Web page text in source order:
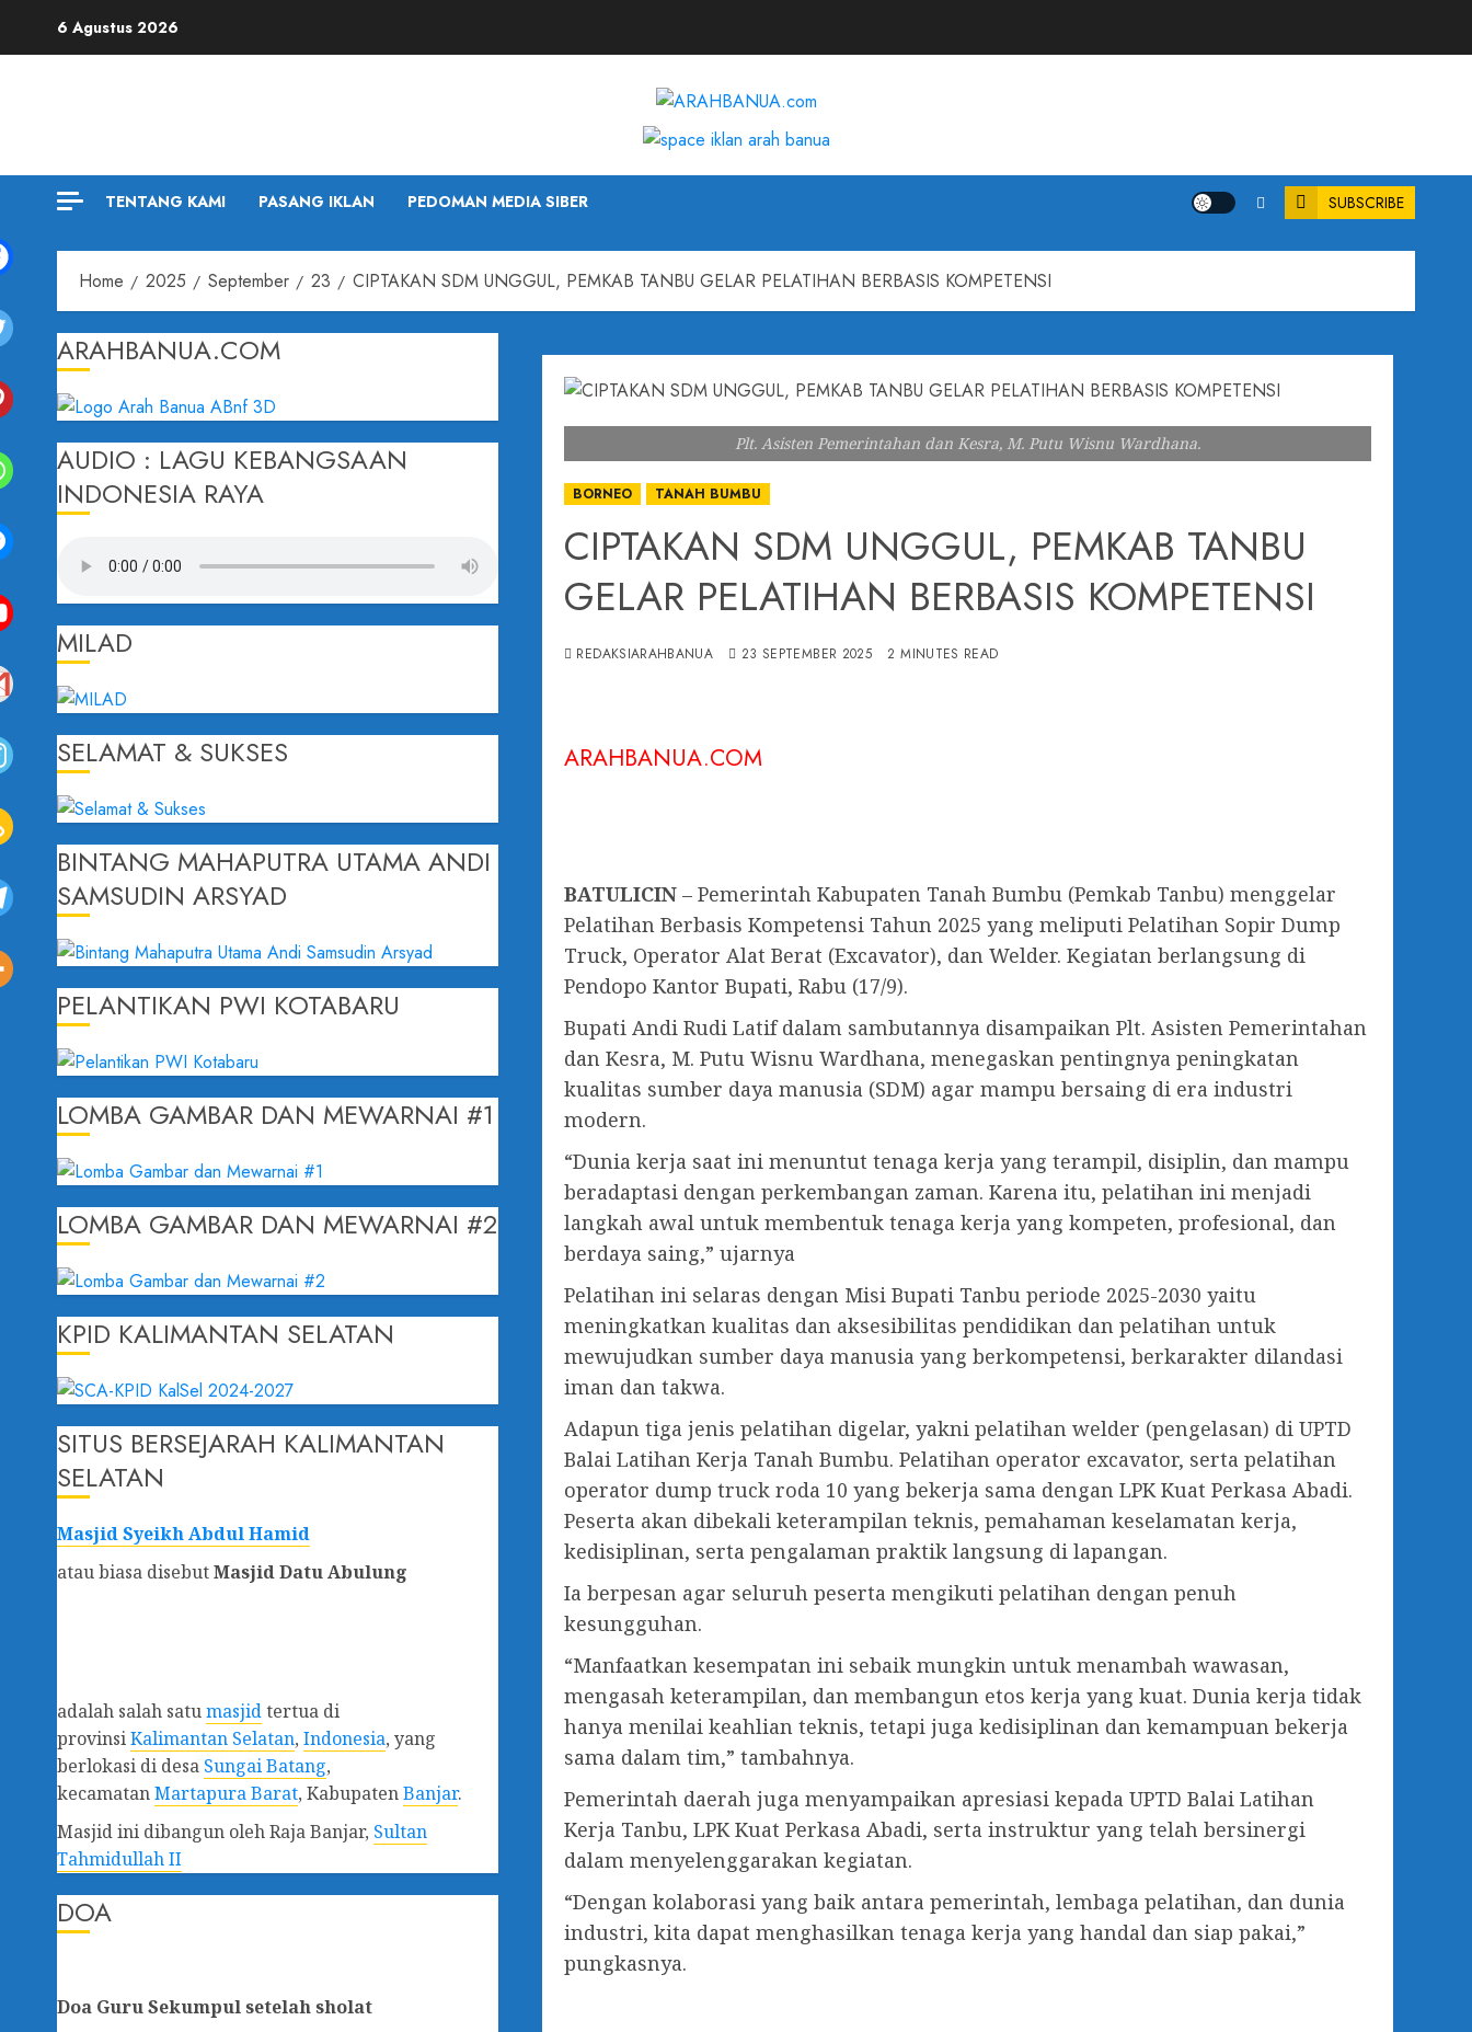
6 Agustus 2026
TENTANG KAMI PASANG IKLAN PEDOMAN MEDIA SIBER SUBSCRIBE
Home 2025 September 23 CIPTAKAN SDM UNGGUL, PEMKAB TANBU GELAR PELATIHAN BERBASIS KOMPETENSI
BORNEO TANAH BUMBU
CIPTAKAN SDM UNGGUL, PEMKAB TANBU
GELAR PELATIHAN BERBASIS KOMPETENSI
REDAKSIARAHBANUA 23 SEPTEMBER 2025 2 MINUTES READ
Plt. Asisten Pemerintahan dan Kesra, M. Putu Wisnu Wardhana.
ARAHBANUA.COM
BATULICIN– Pemerintah Kabupaten Tanah Bumbu (Pemkab Tanbu) menggelar
Pelatihan Berbasis Kompetensi Tahun 2025 yang meliputi Pelatihan Sopir Dump
Truck, Operator Alat Berat (Excavator), dan Welder. Kegiatan berlangsung di
Pendopo Kantor Bupati, Rabu (17/9).
Bupati Andi Rudi Latif dalam sambutannya disampaikan Plt. Asisten Pemerintahan
dan Kesra, M. Putu Wisnu Wardhana, menegaskan pentingnya peningkatan
kualitas sumber daya manusia (SDM) agar mampu bersaing di era industri
modern.
“Dunia kerja saat ini menuntut tenaga kerja yang terampil, disiplin, dan mampu
beradaptasi dengan perkembangan zaman. Karena itu, pelatihan ini menjadi
langkah awal untuk membentuk tenaga kerja yang kompeten, profesional, dan
berdaya saing,” ujarnya
Pelatihan ini selaras dengan Misi Bupati Tanbu periode 2025-2030 yaitu
meningkatkan kualitas dan aksesibilitas pendidikan dan pelatihan untuk
mewujudkan sumber daya manusia yang berkompetensi, berkarakter dilandasi
iman dan takwa.
Adapun tiga jenis pelatihan digelar, yakni pelatihan welder (pengelasan) di UPTD
Balai Latihan Kerja Tanah Bumbu. Pelatihan operator excavator, serta pelatihan
operator dump truck roda 10 yang bekerja sama dengan LPK Kuat Perkasa Abadi.
Peserta akan dibekali keterampilan teknis, pemahaman keselamatan kerja,
kedisiplinan, serta pengalaman praktik langsung di lapangan.
Ia berpesan agar seluruh peserta mengikuti pelatihan dengan penuh
kesungguhan.
“Manfaatkan kesempatan ini sebaik mungkin untuk menambah wawasan,
mengasah keterampilan, dan membangun etos kerja yang kuat. Dunia kerja tidak
hanya menilai keahlian teknis, tetapi juga kedisiplinan dan kemampuan bekerja
sama dalam tim,” tambahnya.
Pemerintah daerah juga menyampaikan apresiasi kepada UPTD Balai Latihan
Kerja Tanbu, LPK Kuat Perkasa Abadi, serta instruktur yang telah bersinergi
dalam menyelenggarakan kegiatan.
“Dengan kolaborasi yang baik antara pemerintah, lembaga pelatihan, dan dunia
industri, kita dapat menghasilkan tenaga kerja yang handal dan siap pakai,”
pungkasnya.
ARAHBANUA.COM
AUDIO : LAGU KEBANGSAAN
INDONESIA RAYA
MILAD
SELAMAT & SUKSES
BINTANG MAHAPUTRA UTAMA ANDI
SAMSUDIN ARSYAD
PELANTIKAN PWI KOTABARU
LOMBA GAMBAR DAN MEWARNAI #1
LOMBA GAMBAR DAN MEWARNAI #2
KPID KALIMANTAN SELATAN
SITUS BERSEJARAH KALIMANTAN
SELATAN
Masjid Syeikh Abdul Hamid
atau biasa disebutMasjid Datu Abulung
adalah salah satumasjidtertua di
provinsiKalimantan Selatan,Indonesia, yang
berlokasi di desa Sungai Batang,
kecamatanMartapura Barat, KabupatenBanjar.
Masjid ini dibangun oleh Raja Banjar, Sultan
Tahmidullah II
DOA
Doa Guru Sekumpul setelah sholat